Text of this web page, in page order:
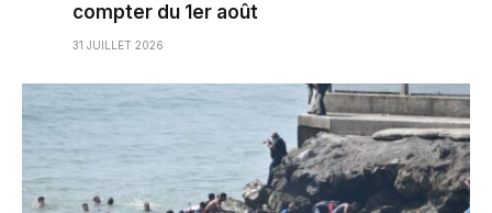
compter du 1er août
31 JUILLET 2026